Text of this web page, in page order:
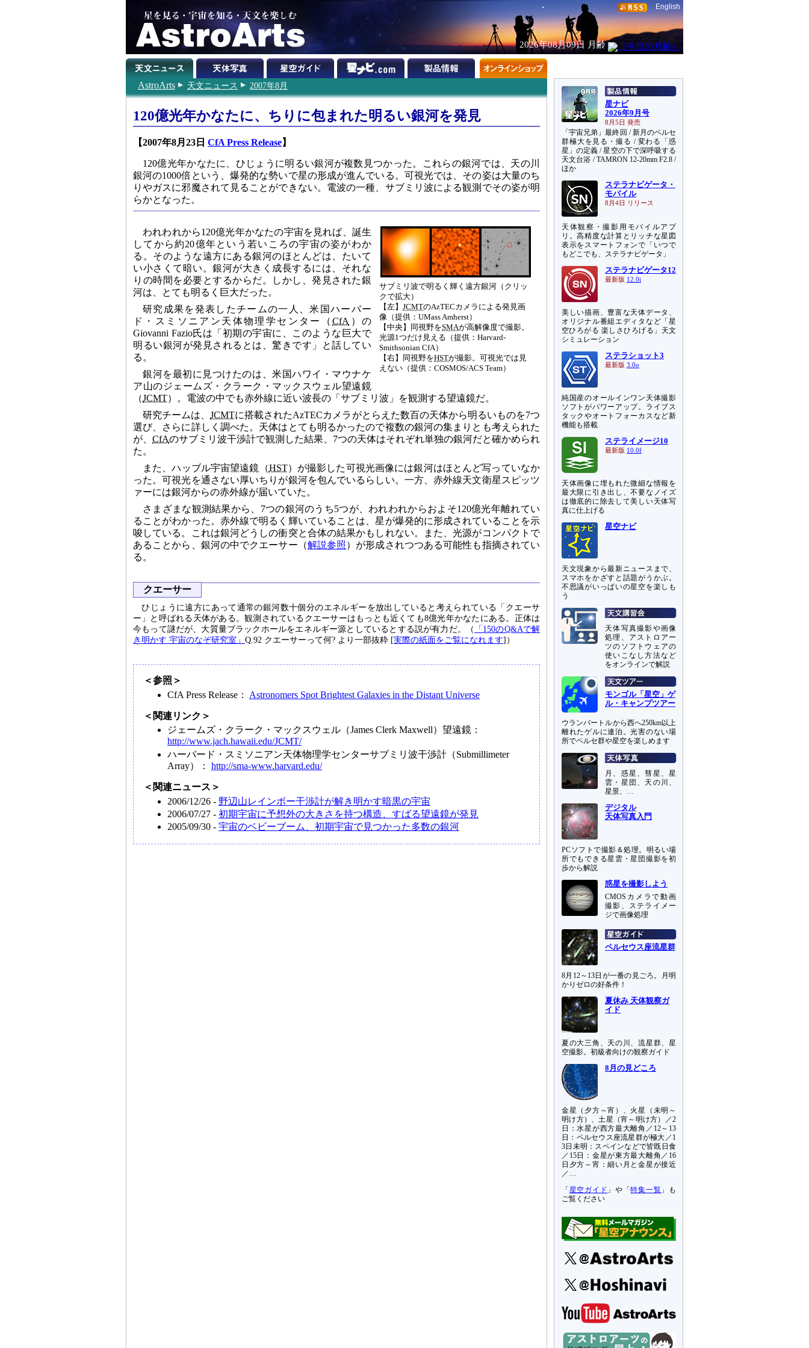
English
2026年08月09日 月齢
AstroArts 天文ニュース 2007年8月
120億光年かなたに、ちりに包まれた明るい銀河を発見
【2007年8月23日 CfA Press Release】
120億光年かなたに、ひじょうに明るい銀河が複数見つかった。これらの銀河では、天の川
銀河の1000倍という、爆発的な勢いで星の形成が進んでいる。可視光では、その姿は大量のち
りやガスに邪魔されて見ることができない。電波の一種、サブミリ波による観測でその姿が明
らかとなった。
サブミリ波で明るく輝く遠方銀河（クリッ
クで拡大）
【左】JCMTのAzTECカメラによる発見画
像（提供：UMass Amherst）
【中央】同視野をSMAが高解像度で撮影。
光源1つだけ見える（提供：Harvard-
Smithsonian CfA）
【右】同視野をHSTが撮影。可視光では見
えない（提供：COSMOS/ACS Team）
われわれから120億光年かなたの宇宙を見れば、誕生
してから約20億年という若いころの宇宙の姿がわか
る。そのような遠方にある銀河のほとんどは、たいて
い小さくて暗い。銀河が大きく成長するには、それな
りの時間を必要とするからだ。しかし、発見された銀
河は、とても明るく巨大だった。
研究成果を発表したチームの一人、米国ハーバー
ド・スミソニアン天体物理学センター（CfA ）の
Giovanni Fazio氏は「初期の宇宙に、このような巨大で
明るい銀河が発見されるとは、驚きです」と話してい
る。
銀河を最初に見つけたのは、米国ハワイ・マウナケ
ア山のジェームズ・クラーク・マックスウェル望遠鏡
（JCMT）。電波の中でも赤外線に近い波長の「サブミリ波」を観測する望遠鏡だ。
研究チームは、JCMTに搭載されたAzTECカメラがとらえた数百の天体から明るいものを7つ
選び、さらに詳しく調べた。天体はとても明るかったので複数の銀河の集まりとも考えられた
が、 CfAのサブミリ波干渉計で観測した結果、7つの天体はそれぞれ単独の銀河だと確かめられ
た。
また、ハッブル宇宙望遠鏡（HST）が撮影した可視光画像には銀河はほとんど写っていなか
った。可視光を通さない厚いちりが銀河を包んでいるらしい。一方、赤外線天文衛星スピッツ
ァーには銀河からの赤外線が届いていた。
さまざまな観測結果から、7つの銀河のうち5つが、われわれからおよそ120億光年離れてい
ることがわかった。赤外線で明るく輝いていることは、星が爆発的に形成されていることを示
唆している。これは銀河どうしの衝突と合体の結果かもしれない。また、光源がコンパクトで
あることから、銀河の中でクエーサー（解説参照）が形成されつつある可能性も指摘されてい
る。
クエーサー
ひじょうに遠方にあって通常の銀河数十個分のエネルギーを放出していると考えられている「クエーサ
ー」と呼ばれる天体がある。観測されているクエーサーはもっとも近くても8億光年かなたにある。正体は
今もって謎だが、大質量ブラックホールをエネルギー源としているとする説が有力だ。（
「150のQ&Aで解
き明かす 宇宙のなぞ研究室」 Q.92 クエーサーって何? より一部抜粋 [実際の紙面をご覧になれます]）
＜参照＞
CfA Press Release： Astronomers Spot Brightest Galaxies in the Distant Universe
＜関連リンク＞
ジェームズ・クラーク・マックスウェル（James Clerk Maxwell）望遠鏡：
http://www.jach.hawaii.edu/JCMT/
ハーバード・スミソニアン天体物理学センターサブミリ波干渉計（Submillimeter
Array）： http://sma-www.harvard.edu/
＜関連ニュース＞
2006/12/26 - 野辺山レインボー干渉計が解き明かす暗黒の宇宙
2006/07/27 - 初期宇宙に予想外の大きさを持つ構造、すばる望遠鏡が発見
2005/09/30 - 宇宙のベビーブーム、初期宇宙で見つかった多数の銀河
星ナビ
2026年9月号
8月5日 発売
「宇宙兄弟」最終回 / 新月のペルセ
群極大を見る・撮る / 変わる「惑
星」の定義 / 星空の下で深呼吸する
天文台浴 / TAMRON 12-20mm F2.8 /
ほか
ステラナビゲータ・
モバイル
8月4日 リリース
天体観察・撮影用モバイルアプ
リ。高精度な計算とリッチな星図
表示をスマートフォンで「いつで
もどこでも、ステラナビゲータ」
ステラナビゲータ12
最新版 12.0i
美しい描画、豊富な天体データ、
オリジナル番組エディタなど「星
空ひろがる 楽しさひろげる」天文
シミュレーション
ステラショット3
最新版 3.0o
純国産のオールインワン天体撮影
ソフトがパワーアップ。ライブス
タックやオートフォーカスなど新
機能も搭載
ステライメージ10
最新版 10.0f
天体画像に埋もれた微細な情報を
最大限に引き出し、不要なノイズ
は徹底的に除去して美しい天体写
真に仕上げる
星空ナビ
天文現象から最新ニュースまで、
スマホをかざすと話題がうかぶ。
不思議がいっぱいの星空を楽しも
う
天体写真撮影や画像
処理、アストロアー
ツのソフトウェアの
使いこなし方法など
をオンラインで解説
モンゴル「星空」ゲ
ル・キャンプツアー
ウランバートルから西へ250km以上
離れたゲルに連泊。光害のない場
所でペルセ群や星空を楽しめます
月、惑星、彗星、星
雲・星団、天の川、
星景、…
デジタル
天体写真入門
PCソフトで撮影＆処理。明るい場
所でもできる星雲・星団撮影を初
歩から解説
惑星を撮影しよう
CMOSカメラで動画
撮影、ステライメー
ジで画像処理
ペルセウス座流星群
8月12～13日が一番の見ごろ。月明
かりゼロの好条件！
夏休み 天体観察ガ
イド
夏の大三角、天の川、流星群、星
空撮影。初級者向けの観察ガイド
8月の見どころ
金星（夕方～宵）、火星（未明～
明け方）、土星（宵～明け方）／2
日：水星が西方最大離角／12～13
日：ペルセウス座流星群が極大／1
3日未明：スペインなどで皆既日食
／15日：金星が東方最大離角／16
日夕方～宵：細い月と金星が接近
／…
「 星空ガイド 」や「特集一覧 」も
ご覧ください